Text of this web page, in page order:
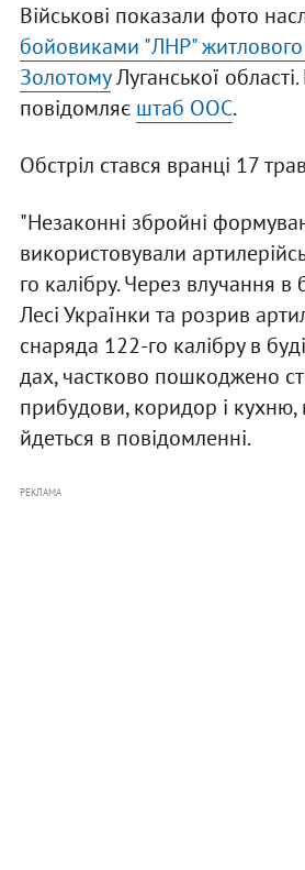
Військові показали фото
бойовиками "ЛНР" житлового
ЗолотомуЛуганської
повідомляє штаб ООС.
Обстріл стався вранці 17
"Незаконні збройні
використовували
го калібру. Через влучання в
Лесі Українки та розрив
снаряда 122-го калібру в
дах, частково пошкоджено
прибудови, коридор і кухню,
йдеться в повідомленні.
РЕКЛАМА